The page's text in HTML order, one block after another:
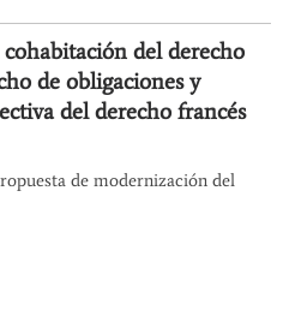
del derecho
de obligaciones y
del derecho francés
de modernización del